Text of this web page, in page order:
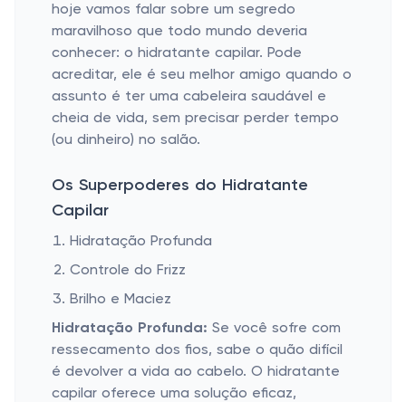
hoje vamos falar sobre um segredo
maravilhoso que todo mundo deveria
conhecer: o hidratante capilar. Pode
acreditar, ele é seu melhor amigo quando o
assunto é ter uma cabeleira saudável e
cheia de vida, sem precisar perder tempo
(ou dinheiro) no salão.
Os Superpoderes do Hidratante
Capilar
Hidratação Profunda
Controle do Frizz
Brilho e Maciez
Hidratação Profunda: Se você sofre com
ressecamento dos fios, sabe o quão difícil
é devolver a vida ao cabelo. O hidratante
capilar oferece uma solução eficaz,